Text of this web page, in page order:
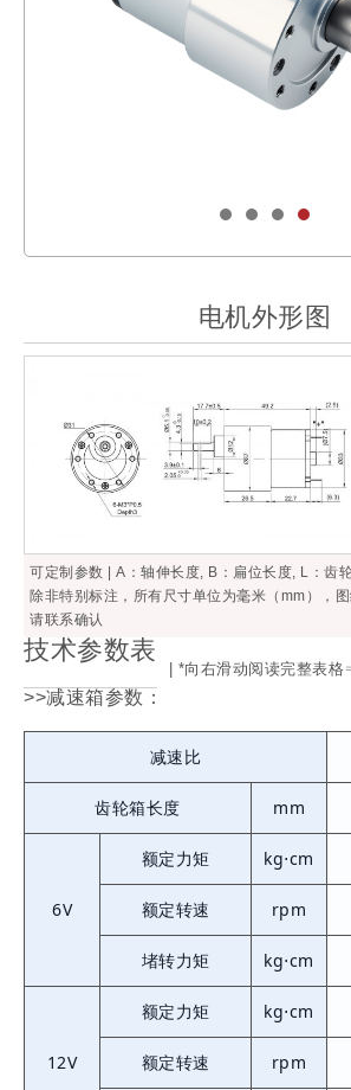
电机外形图
可定制参数 | A：轴伸长度, B：扁位长度, L：齿
除非特别标注，所有尺寸单位为毫米（mm），
请联系确认
技术参数表
| *向右滑动阅读完整表
>>减速箱参数：
减速比
齿轮箱长度 mm
6V
额定力矩 kg⋅cm
额定转速 rpm
堵转力矩 kg⋅cm
12V
额定力矩 kg⋅cm
额定转速 rpm